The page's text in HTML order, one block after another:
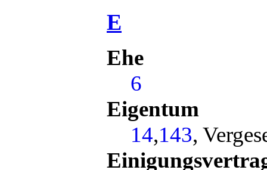
E
Ehe
6
Eigentum
14,143,